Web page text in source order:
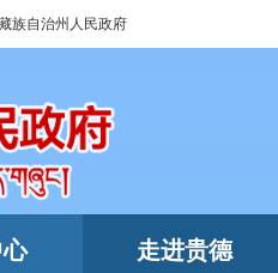
族自治州人民政府
走进贵德